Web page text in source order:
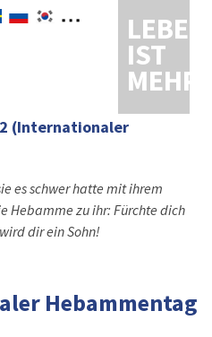
LEBEN
IST
MEHR
(Internationaler
es schwer hatte mit ihrem
Hebamme zu ihr: Fürchte dich
dir ein Sohn!
Hebammentag